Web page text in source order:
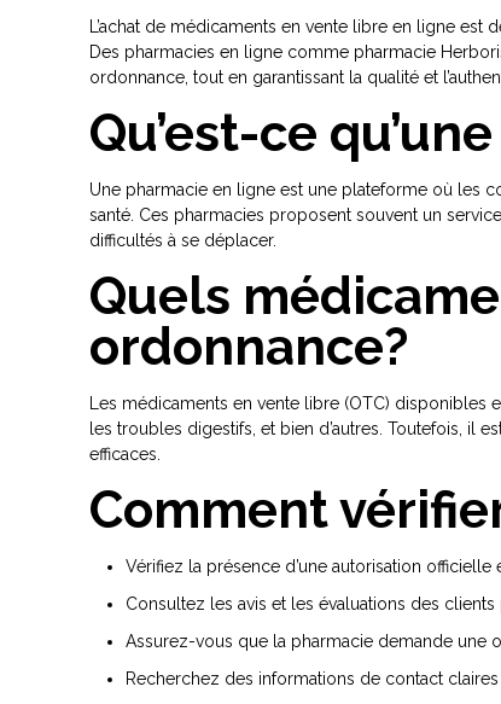
L’achat de médicaments en vente libre en ligne
Des pharmacies en ligne comme pharmacie
ordonnance, tout en garantissant la qualité et
Qu’est-ce
Une pharmacie en ligne est une plateforme où les
santé. Ces pharmacies proposent souvent un
difficultés à se déplacer.
Quels
ordonnance?
Les médicaments en vente libre (OTC)
les troubles digestifs, et bien d’autres. Toutefois, il
efficaces.
Comment
Vérifiez la présence d’une autorisation
Consultez les avis et les évaluations des
Assurez-vous que la pharmacie demande une
Recherchez des informations de contact